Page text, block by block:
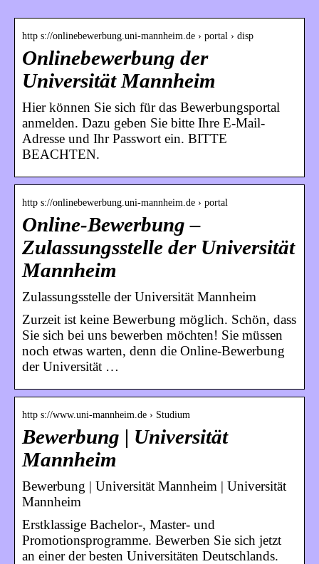
http s://onlinebewerbung.uni-mannheim.de › portal › disp
Onlinebewerbung der
Universität Mannheim
Hier können Sie sich für das Bewerbungsportal
anmelden. Dazu geben Sie bitte Ihre E-Mail-
Adresse und Ihr Passwort ein. BITTE
BEACHTEN.
http s://onlinebewerbung.uni-mannheim.de › portal
Online-Bewerbung –
Zulassungsstelle der Universität
Mannheim
Zulassungsstelle der Universität Mannheim
Zurzeit ist keine Bewerbung möglich. Schön, dass
Sie sich bei uns bewerben möchten! Sie müssen
noch etwas warten, denn die Online-Bewerbung
der Universität …
http s://www.uni-mannheim.de › Studium
Bewerbung | Universität
Mannheim
Bewerbung | Universität Mannheim | Universität
Mannheim
Erstklassige Bachelor-, Master- und
Promotionsprogramme. Bewerben Sie sich jetzt
an einer der besten Universitäten Deutschlands.